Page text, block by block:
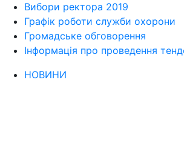
Вибори ректора 2019
Графік роботи служби охорони
Громадське обговорення
Інформація про проведення
НОВИНИ